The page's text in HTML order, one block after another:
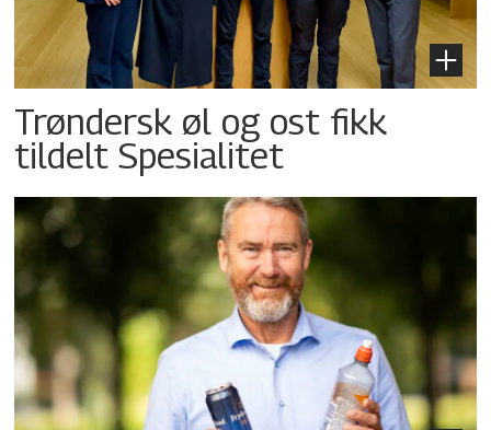
Trøndersk øl og ost fikk
tildelt Spesialitet